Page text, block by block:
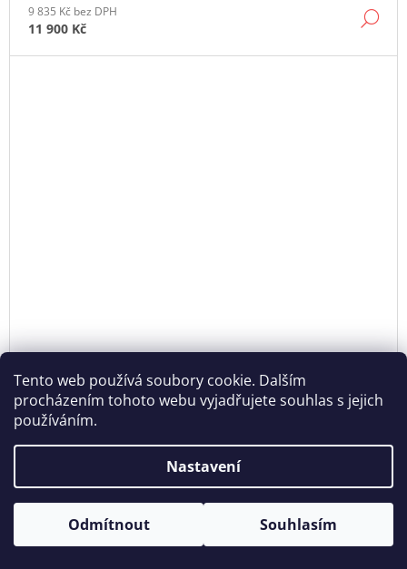
Tento web používá soubory cookie. Dalším
procházením tohoto webu vyjadřujete souhlas s jejich
používáním.
Nastavení
Odmítnout Souhlasím
Otevírací doba: Úterý - Neděle 11:00 - 19:00 ⎮ Pátek 6.8. - Neděle
9 835 Kč bez DPH
11 900 Kč
PRSTEN KROUŽEK - PATINOVANÉ STŘÍBRO